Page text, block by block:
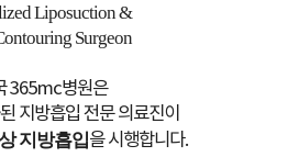
Liposuction &
Surgeon
365mc병원은
지방흡입 전문 의료진이
지방흡입을 시행합니다.